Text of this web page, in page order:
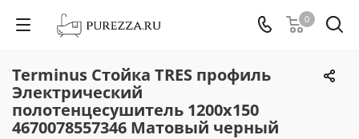
0
Terminus Стойка TRES профиль
Электрический
полотенцесушитель 1200х150
4670078557346 Матовый черный